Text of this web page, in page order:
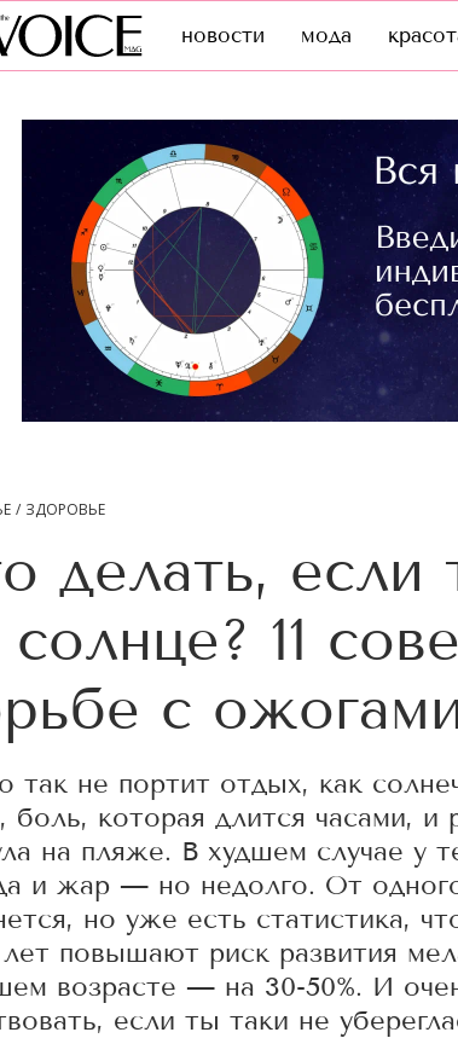
новости мода
ЗДОРОВЬЕ
делать, если
солнце? 11
с
так не портит отдых, как
боль, которая длится часами, и
на пляже. В худшем случае у
и жар — но недолго. От
но уже есть статистика,
лет повышают риск развития
возрасте — на 30-50%. И
если ты таки не